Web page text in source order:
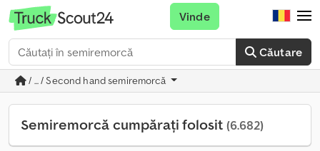
Căutare
Vinde
/ ... / Second hand semiremorcă
Semiremorcă cumpărați folosit (6.682)